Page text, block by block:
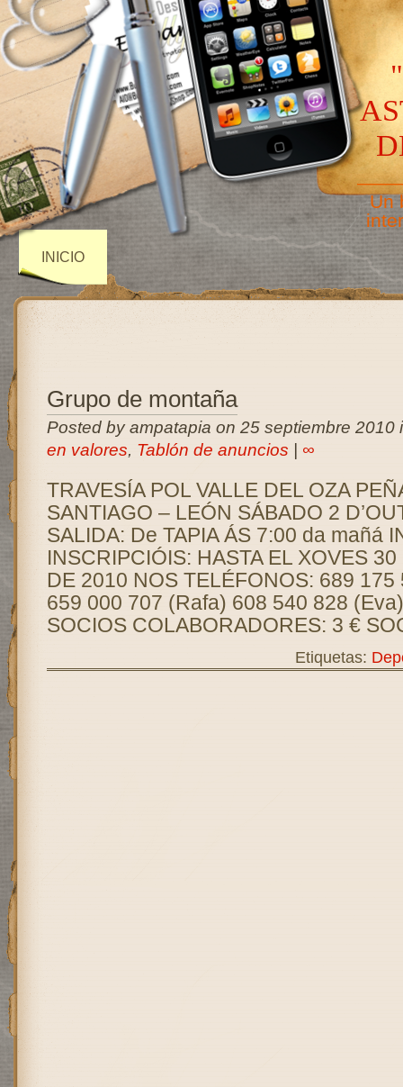
Un
INICIO
Grupo de montaña
Posted by ampatapia on 25 septiembre 2010
en valores, Tablón de anuncios ∞
TRAVESÍA POL VALLE DEL OZA
SANTIAGO – LEÓN SÁBADO 2
SALIDA: De TAPIA ÁS 7:00 da mañá
INSCRIPCIÓIS: HASTA EL XOVES
DE 2010 NOS TELÉFONOS: 689
659 000 707 (Rafa) 608 540 828
SOCIOS COLABORADORES: 3 €
Etiquetas: